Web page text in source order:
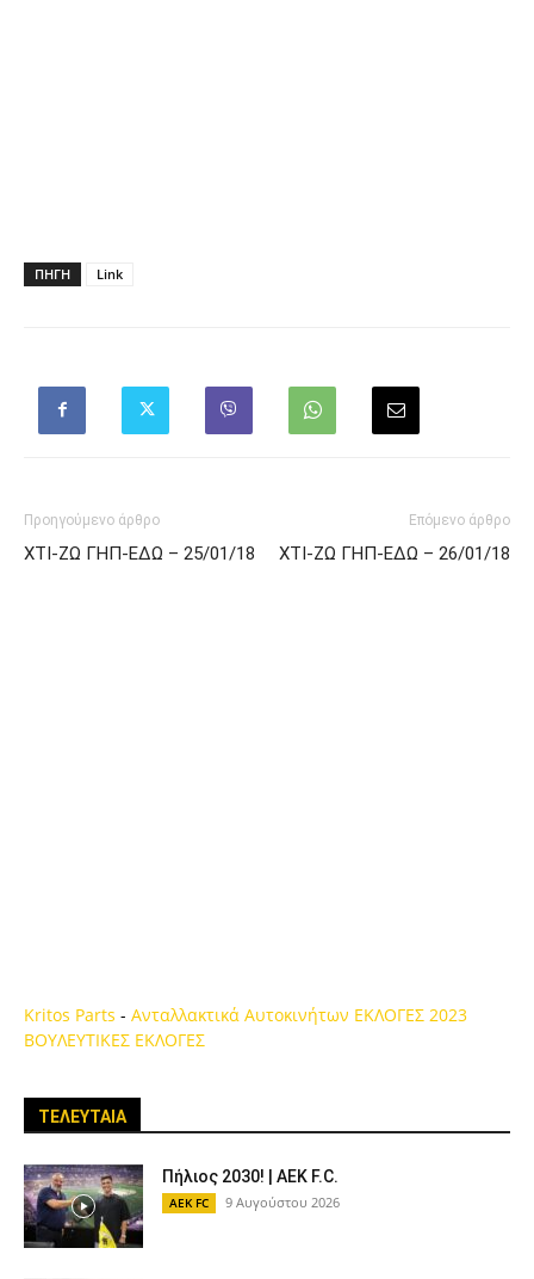
ΠΗΓΗ Link
Προηγούμενο άρθρο
ΧΤΙ-ΖΩ ΓΗΠ-ΕΔΩ – 25/01/18
Επόμενο άρθρο
ΧΤΙ-ΖΩ ΓΗΠ-ΕΔΩ – 26/01/18
Kritos Parts - Ανταλλακτικά Αυτοκινήτων ΕΚΛΟΓΕΣ 2023
ΒΟΥΛΕΥΤΙΚΕΣ ΕΚΛΟΓΕΣ
ΤΕΛΕΥΤΑΙΑ
Πήλιος 2030! | AEK F.C.
AEK FC 9 Αυγούστου 2026